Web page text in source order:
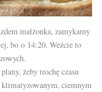
małżonka, zamykamy
bo o 14:20. Weźcie to
żeby trochę czasu
ciemnym